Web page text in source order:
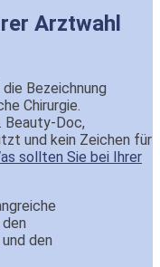
Arztwahl
Bezeichnung
Chirurgie.
Beauty-Doc,
und kein Zeichen für
sollten Sie bei Ihrer
den